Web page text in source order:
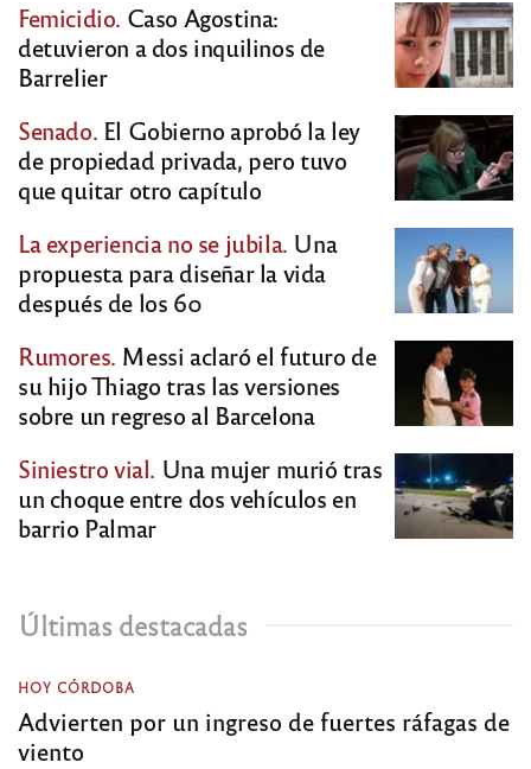
Femicidio. Caso Agostina:
detuvieron a dos inquilinos de
Barrelier
Senado. El Gobierno aprobó la ley
de propiedad privada, pero tuvo
que quitar otro capítulo
La experiencia no se jubila. Una
propuesta para diseñar la vida
después de los 60
Rumores. Messi aclaró el futuro de
su hijo Thiago tras las versiones
sobre un regreso al Barcelona
Siniestro vial. Una mujer murió tras
un choque entre dos vehículos en
barrio Palmar
Últimas destacadas
HOY CÓRDOBA
Advierten por un ingreso de fuertes ráfagas de
viento